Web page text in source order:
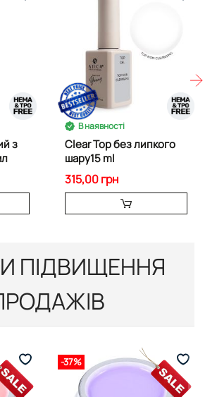
з
В наявності
Clear Top без липкого
шару15 ml
315,00 грн
ПІДВИЩЕННЯ
-37%